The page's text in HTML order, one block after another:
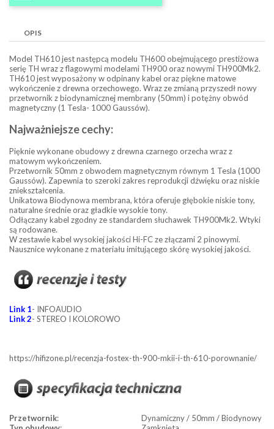
OPIS
Model TH610 jest następcą modelu TH600 obejmującego prestiżowa
serię TH wraz z flagowymi modelami TH900 oraz nowymi TH900Mk2.
TH610 jest wyposażony w odpinany kabel oraz piękne matowe
wykończenie z drewna orzechowego. Wraz ze zmianą przyszedł nowy
przetwornik z biodynamicznej membrany (50mm) i potężny obwód
magnetyczny (1 Tesla- 1000 Gaussów).
Najważniejsze cechy:
Pięknie wykonane obudowy z drewna czarnego orzecha wraz z
matowym wykończeniem.
Przetwornik 50mm z obwodem magnetycznym równym 1 Tesla (1000
Gaussów). Zapewnia to szeroki zakres reprodukcji dźwięku oraz niskie
zniekształcenia.
Unikatowa Biodynowa membrana, która oferuje głębokie niskie tony,
naturalne średnie oraz gładkie wysokie tony.
Odłączany kabel zgodny ze standardem słuchawek TH900Mk2. Wtyki
są rodowane.
W zestawie kabel wysokiej jakości Hi-FC ze złączami 2 pinowymi.
Nausznice wykonane z materiału imitującego skórę wysokiej jakości.
Link 1- INFOAUDIO
Link 2- STEREO I KOLOROWO
https://hifizone.pl/recenzja-fostex-th-900-mkii-i-th-610-porownanie/
Przetwornik:
Dynamiczny / 50mm / Biodynowy